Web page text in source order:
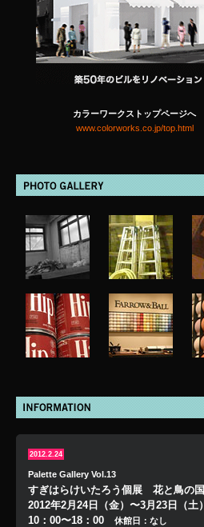
カラーワークストップページへ
www.colorworks.co.jp/top.html
2012.2.24
Palette Gallery Vol.13
すぎはらけいたろう個展 花と鳥の国
2012年2月24日（金）〜3月23日（土）
10：00〜18：00
休館日：なし